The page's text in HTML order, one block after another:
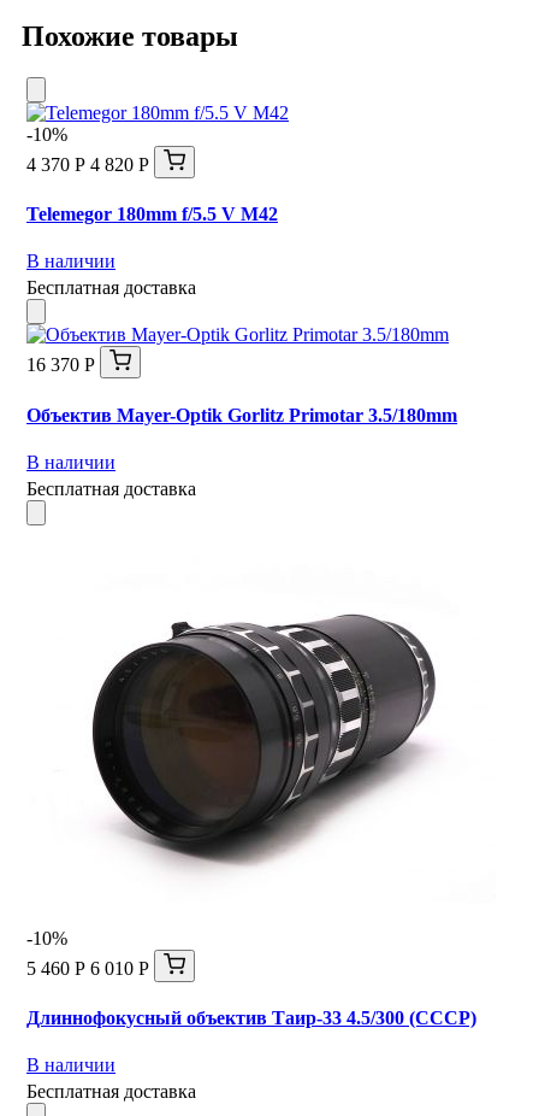
Похожие товары
-10%
4 370 Р 4 820 Р
Telemegor 180mm f/5.5 V M42
В наличии
Бесплатная доставка
16 370 Р
Объектив Mayer-Optik Gorlitz Primotar 3.5/180mm
В наличии
Бесплатная доставка
-10%
5 460 Р 6 010 Р
Длиннофокусный объектив Таир-33 4.5/300 (СССР)
В наличии
Бесплатная доставка